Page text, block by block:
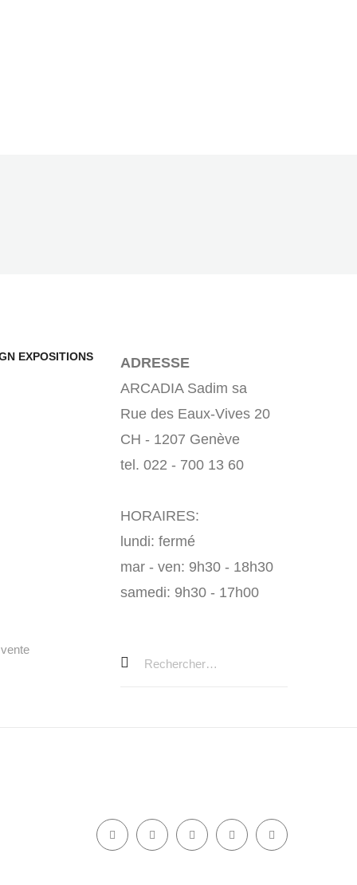
EXPOSITIONS
ADRESSE
ARCADIA Sadim sa
Rue des Eaux-Vives 20
CH - 1207 Genève
tel. 022 - 700 13 60
HORAIRES:
lundi: fermé
mar - ven: 9h30 - 18h30
samedi: 9h30 - 17h00